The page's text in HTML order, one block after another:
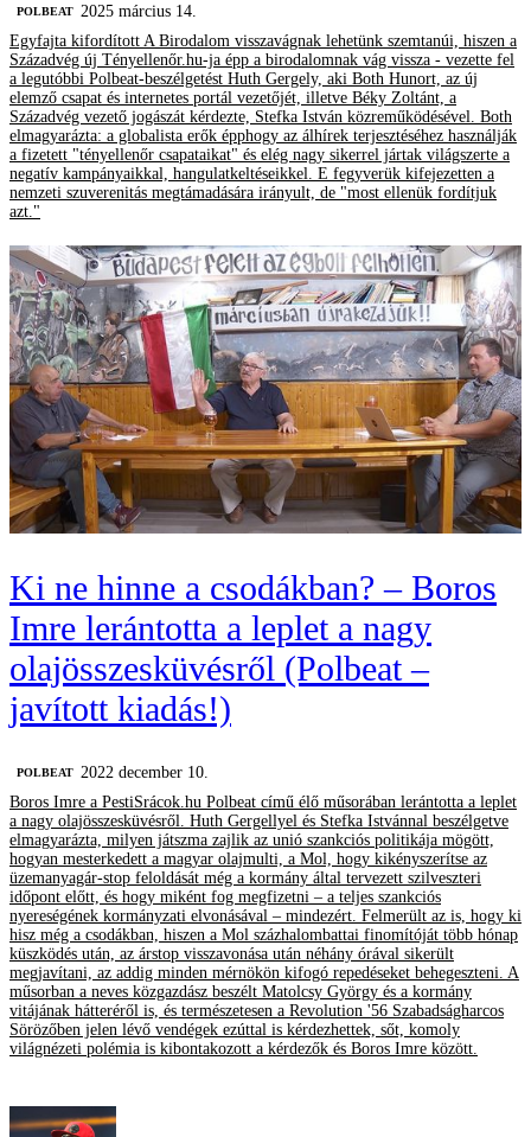
‎POLBEAT
2025 március 14.
Egyfajta kifordított A Birodalom visszavágnak lehetünk szemtanúi, hiszen a
Századvég új Tényellenőr.hu-ja épp a birodalomnak vág vissza - vezette fel
a legutóbbi Polbeat-beszélgetést Huth Gergely, aki Both Hunort, az új
elemző csapat és internetes portál vezetőjét, illetve Béky Zoltánt, a
Századvég vezető jogászát kérdezte, Stefka István közreműködésével. Both
elmagyarázta: a globalista erők épphogy az álhírek terjesztéséhez használják
a fizetett "tényellenőr csapataikat" és elég nagy sikerrel jártak világszerte a
negatív kampányaikkal, hangulatkeltéseikkel. E fegyverük kifejezetten a
nemzeti szuverenitás megtámadására irányult, de "most ellenük fordítjuk
azt."
Ki ne hinne a csodákban? – Boros
Imre lerántotta a leplet a nagy
olajösszesküvésről (Polbeat –
javított kiadás!)
‎POLBEAT
2022 december 10.
Boros Imre a PestiSrácok.hu Polbeat című élő műsorában lerántotta a leplet
a nagy olajösszesküvésről. Huth Gergellyel és Stefka Istvánnal beszélgetve
elmagyarázta, milyen játszma zajlik az unió szankciós politikája mögött,
hogyan mesterkedett a magyar olajmulti, a Mol, hogy kikényszerítse az
üzemanyagár-stop feloldását még a kormány által tervezett szilveszteri
időpont előtt, és hogy miként fog megfizetni – a teljes szankciós
nyereségének kormányzati elvonásával – mindezért. Felmerült az is, hogy ki
hisz még a csodákban, hiszen a Mol százhalombattai finomítóját több hónap
küszködés után, az árstop visszavonása után néhány órával sikerült
megjavítani, az addig minden mérnökön kifogó repedéseket behegeszteni. A
műsorban a neves közgazdász beszélt Matolcsy György és a kormány
vitájának hátteréről is, és természetesen a Revolution '56 Szabadságharcos
Sörözőben jelen lévő vendégek ezúttal is kérdezhettek, sőt, komoly
világnézeti polémia is kibontakozott a kérdezők és Boros Imre között.